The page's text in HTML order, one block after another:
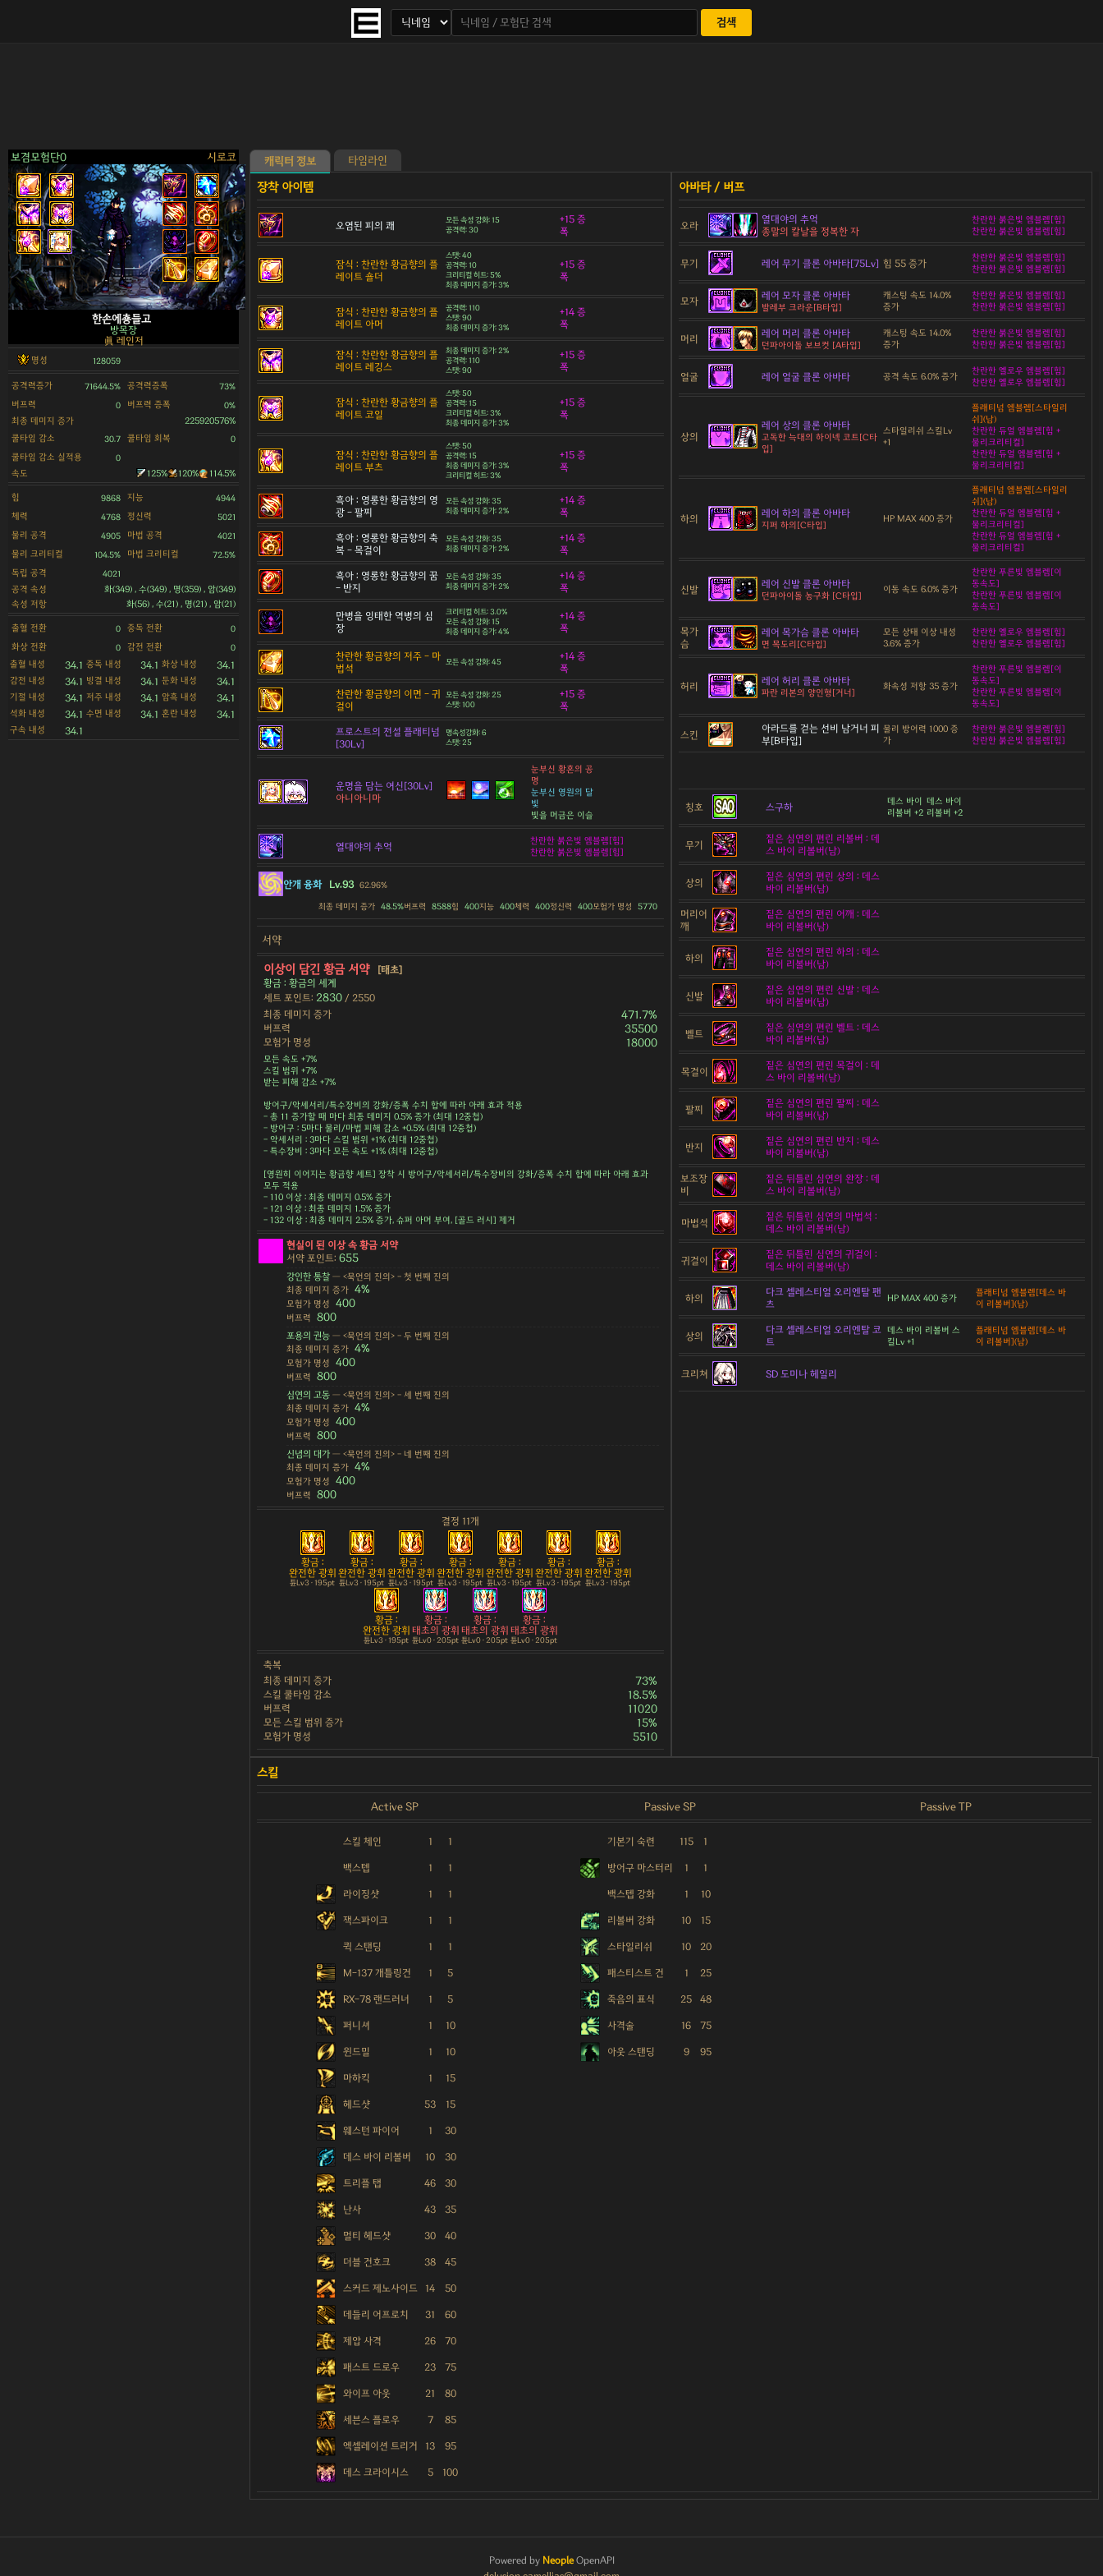
검색
보겸모험단0 시로코
>
한손에춍들고
방목장
眞 레인저
명성 128059
공격력증가 71644.5% 공격력증폭 73%
버프력 0 버프력 증폭 0%
최종 데미지 증가
225920576%
쿨타임 감소
30.7 쿨타임 회복 0
쿨타임 감소 실적용 0
속도 125% 120% 114.5%
힘 9868 지능 4944
체력 4768 정신력 5021
물리 공격 4905 마법 공격 4021
물리 크리티컬 104.5% 마법 크리티컬 72.5%
독립 공격 4021
공격 속성
화(349) , 수(349) , 명(359) , 암(349)
속성 저항
화(56) , 수(21) , 명(21) , 암(21)
출혈 전환 0 중독 전환 0
화상 전환 0 감전 전환 0
출혈 내성 34.1 중독 내성 34.1 화상 내성 34.1
감전 내성 34.1 빙결 내성 34.1 둔화 내성 34.1
기절 내성 34.1 저주 내성 34.1 암흑 내성 34.1
석화 내성 34.1 수면 내성 34.1 혼란 내성 34.1
구속 내성 34.1
캐릭터 정보 타임라인
오염된 피의 쾌
모든 속성 강화: 15
공격력: 30
+15 증
폭
잠식 : 찬란한 황금향의 플
레이트 숄더
스탯: 40
공격력: 10
크리티컬 히트: 5%
최종 데미지 증가: 3%
+15 증
폭
잠식 : 찬란한 황금향의 플
레이트 아머
공격력: 110
스탯: 90
최종 데미지 증가: 3%
+14 증
폭
잠식 : 찬란한 황금향의 플
레이트 레깅스
최종 데미지 증가: 2%
공격력: 110
스탯: 90
+15 증
폭
잠식 : 찬란한 황금향의 플
레이트 코일
스탯: 50
공격력: 15
크리티컬 히트: 3%
최종 데미지 증가: 3%
+15 증
폭
잠식 : 찬란한 황금향의 플
레이트 부츠
스탯: 50
공격력: 15
최종 데미지 증가: 3%
크리티컬 히트: 3%
+15 증
폭
흑아 : 영롱한 황금향의 영
광 - 팔찌
모든 속성 강화: 35
최종 데미지 증가: 2%
+14 증
폭
흑아 : 영롱한 황금향의 축
복 - 목걸이
모든 속성 강화: 35
최종 데미지 증가: 2%
+14 증
폭
흑아 : 영롱한 황금향의 꿈
- 반지
모든 속성 강화: 35
최종 데미지 증가: 2%
+14 증
폭
만병을 잉태한 역병의 심
장
크리티컬 히트: 3.0%
모든 속성 강화: 15
최종 데미지 증가: 4%
+14 증
폭
찬란한 황금향의 저주 - 마
법석
모든 속성 강화: 45
+14 증
폭
찬란한 황금향의 이면 - 귀
걸이
모든 속성 강화: 25
스탯: 100
+15 증
폭
프로스트의 전설 플래티넘
[30Lv]
명속성강화: 6
스탯: 25
운명을 담는 여신[30Lv]
아니아니마
눈부신 황혼의 공
명
눈부신 영원의 달
빛
빛을 머금은 이슬
열대야의 추억
찬란한 붉은빛 엠블렘[힘]
찬란한 붉은빛 엠블렘[힘]
안개 융화 Lv.93 62.96%
최종 데미지 증가 48.5%버프력 8588힘 400지능 400체력 400정신력 400모험가 명성 5770
서약
이상이 담긴 황금 서약
[태초]
황금 : 황금의 세계
세트 포인트: 2830 / 2550
최종 데미지 증가
471.7%
버프력 35500
모험가 명성 18000
모든 속도 +7%
스킬 범위 +7%
받는 피해 감소 +7%
방어구/악세서리/특수장비의 강화/증폭 수치 합에 따라 아래 효과 적용
- 총 11 증가할 때 마다 최종 데미지 0.5% 증가 (최대 12중첩)
- 방어구 : 5마다 물리/마법 피해 감소 +0.5% (최대 12중첩)
- 악세서리 : 3마다 스킬 범위 +1% (최대 12중첩)
- 특수장비 : 3마다 모든 속도 +1% (최대 12중첩)
[영원히 이어지는 황금향 세트] 장착 시 방어구/악세서리/특수장비의 강화/증폭 수치 합에 따라 아래 효과
모두 적용
- 110 이상 : 최종 데미지 0.5% 증가
- 121 이상 : 최종 데미지 1.5% 증가
- 132 이상 : 최종 데미지 2.5% 증가, 슈퍼 아머 부여, [골드 러시] 제거
현실이 된 이상 속 황금 서약
서약 포인트: 655
강인한 통찰 — <묵언의 진의> - 첫 번째 진의
최종 데미지 증가 4%
모험가 명성 400
버프력 800
포용의 권능 — <묵언의 진의> - 두 번째 진의
최종 데미지 증가 4%
모험가 명성 400
버프력 800
심연의 고동 — <묵언의 진의> - 세 번째 진의
최종 데미지 증가 4%
모험가 명성 400
버프력 800
신념의 대가 — <묵언의 진의> - 네 번째 진의
최종 데미지 증가 4%
모험가 명성 400
버프력 800
결정 11개
황금 :
완전한 광휘
튠Lv3 · 195pt
황금 :
완전한 광휘
튠Lv3 · 195pt
황금 :
완전한 광휘
튠Lv3 · 195pt
황금 :
완전한 광휘
튠Lv3 · 195pt
황금 :
완전한 광휘
튠Lv3 · 195pt
황금 :
완전한 광휘
튠Lv3 · 195pt
황금 :
완전한 광휘
튠Lv3 · 195pt
황금 :
완전한 광휘
튠Lv3 · 195pt
황금 :
태초의 광휘
튠Lv0 · 205pt
황금 :
태초의 광휘
튠Lv0 · 205pt
황금 :
태초의 광휘
튠Lv0 · 205pt
축복
최종 데미지 증가
73%
스킬 쿨타임 감소 18.5%
버프력 11020
모든 스킬 범위 증가 15%
모험가 명성 5510
오라
열대야의 추억
종말의 칼날을 정복한 자
찬란한 붉은빛 엠블렘[힘]
찬란한 붉은빛 엠블렘[힘]
무기 레어 무기 클론 아바타[75Lv] 힘 55 증가
찬란한 붉은빛 엠블렘[힘]
찬란한 붉은빛 엠블렘[힘]
모자 레어 모자 클론 아바타
발레부 크라운[B타입]
캐스팅 속도 14.0%
증가
찬란한 붉은빛 엠블렘[힘]
찬란한 붉은빛 엠블렘[힘]
머리 레어 머리 클론 아바타
던파아이돌 보브컷 [A타입]
캐스팅 속도 14.0%
증가
찬란한 붉은빛 엠블렘[힘]
찬란한 붉은빛 엠블렘[힘]
얼굴 레어 얼굴 클론 아바타 공격 속도 6.0% 증가
찬란한 옐로우 엠블렘[힘]
찬란한 옐로우 엠블렘[힘]
상의
레어 상의 클론 아바타
고독한 늑대의 하이넥 코트[C타
입]
스타일리쉬 스킬Lv
+1
플래티넘 엠블렘[스타일리
쉬](남)
찬란한 듀얼 엠블렘[힘 +
물리크리티컬]
찬란한 듀얼 엠블렘[힘 +
물리크리티컬]
하의 레어 하의 클론 아바타
지퍼 하의[C타입]
HP MAX 400 증가
플래티넘 엠블렘[스타일리
쉬](남)
찬란한 듀얼 엠블렘[힘 +
물리크리티컬]
찬란한 듀얼 엠블렘[힘 +
물리크리티컬]
신발 레어 신발 클론 아바타
던파아이돌 농구화 [C타입]
이동 속도 6.0% 증가
찬란한 푸른빛 엠블렘[이
동속도]
찬란한 푸른빛 엠블렘[이
동속도]
목가
슴
레어 목가슴 클론 아바타
면 목도리[C타입]
모든 상태 이상 내성
3.6% 증가
찬란한 옐로우 엠블렘[힘]
찬란한 옐로우 엠블렘[힘]
허리 레어 허리 클론 아바타
파란 리본의 양인형[거너]
화속성 저항 35 증가
찬란한 푸른빛 엠블렘[이
동속도]
찬란한 푸른빛 엠블렘[이
동속도]
스킨
아라드를 걷는 선비 남거너 피
부[B타입]
물리 방어력 1000 증
가
찬란한 붉은빛 엠블렘[힘]
찬란한 붉은빛 엠블렘[힘]
칭호 스구하
데스 바이
리볼버 +2
데스 바이
리볼버 +2
무기
짙은 심연의 편린 리볼버 : 데
스 바이 리볼버(남)
상의
짙은 심연의 편린 상의 : 데스
바이 리볼버(남)
머리어
깨
짙은 심연의 편린 어깨 : 데스
바이 리볼버(남)
하의
짙은 심연의 편린 하의 : 데스
바이 리볼버(남)
신발
짙은 심연의 편린 신발 : 데스
바이 리볼버(남)
벨트
짙은 심연의 편린 벨트 : 데스
바이 리볼버(남)
목걸이
짙은 심연의 편린 목걸이 : 데
스 바이 리볼버(남)
팔찌
짙은 심연의 편린 팔찌 : 데스
바이 리볼버(남)
반지
짙은 심연의 편린 반지 : 데스
바이 리볼버(남)
보조장
비
짙은 뒤틀린 심연의 완장 : 데
스 바이 리볼버(남)
마법석
짙은 뒤틀린 심연의 마법석 :
데스 바이 리볼버(남)
귀걸이
짙은 뒤틀린 심연의 귀걸이 :
데스 바이 리볼버(남)
하의
다크 셀레스티얼 오리엔탈 팬
츠
HP MAX 400 증가
플래티넘 엠블렘[데스 바
이 리볼버](남)
상의
다크 셀레스티얼 오리엔탈 코
트
데스 바이 리볼버 스
킬Lv +1
플래티넘 엠블렘[데스 바
이 리볼버](남)
크리쳐 SD 도미나 헤일리
Active SP Passive SP Passive TP
스킬 체인 1 1
백스텝 1 1
라이징샷 1 1
잭스파이크 1 1
퀵 스탠딩 1 1
M-137 개틀링건 1 5
RX-78 랜드러너 1 5
퍼니셔 1 10
윈드밀 1 10
마하킥 1 15
헤드샷 53 15
웨스턴 파이어 1 30
데스 바이 리볼버 10 30
트리플 탭 46 30
난사 43 35
멀티 헤드샷 30 40
더블 건호크 38 45
스커드 제노사이드 14 50
데들리 어프로치 31 60
제압 사격 26 70
패스트 드로우 23 75
와이프 아웃 21 80
세븐스 플로우 7 85
엑셀레이션 트리거 13 95
데스 크라이시스 5 100
기본기 숙련 115 1
방어구 마스터리 1 1
백스텝 강화 1 10
리볼버 강화 10 15
스타일리쉬 10 20
패스티스트 건 1 25
죽음의 표식 25 48
사격술 16 75
아웃 스탠딩 9 95
Powered by NeopleOpenAPI